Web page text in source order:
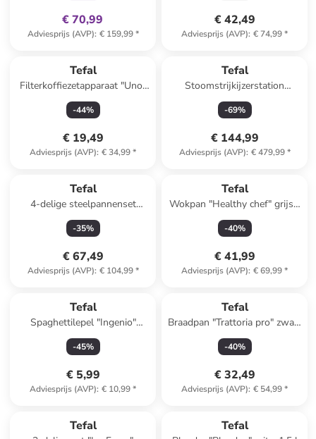
€ 70,99
Adviesprijs (AVP): € 159,99*
€ 42,49
Adviesprijs (AVP): € 74,99*
Tefal
Filterkoffiezetapparaat "Uno"
zwart - 1,1 l
-44%
€ 19,49
Adviesprijs (AVP): € 34,99*
Tefal
Stoomstrijkijzerstation
"Express Protect" blauw
-69%
€ 144,99
Adviesprijs (AVP): € 479,99*
Tefal
4-delige steelpannenset
"Ingenio XL Force" zwart
-35%
€ 67,49
Adviesprijs (AVP): € 104,99*
Tefal
Wokpan "Healthy chef" grijs -
Ø 28 cm
-40%
€ 41,99
Adviesprijs (AVP): € 69,99*
Tefal
Spaghettilepel "Ingenio"
donkerbruin - (L)33,7 cm
-45%
€ 5,99
Adviesprijs (AVP): € 10,99*
Tefal
Braadpan "Trattoria pro" zwart
- Ø 24 cm
-40%
€ 32,49
Adviesprijs (AVP): € 54,99*
Tefal Tefal